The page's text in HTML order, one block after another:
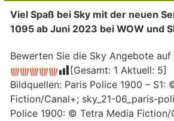
Viel Spaß bei Sky mit der neuen
1095 ab Juni 2023 bei WOW und
Bewerten Sie die Sky Angebote auf
[Gesamt: 1 Aktuell: 5]
Bildquellen: Paris Police 1900 – S1:
Fiction/Canal+; sky_21-06_paris-
Police 1900: © Tetra Media Fiction/